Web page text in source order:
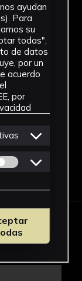
ayudan
Para
su
todas",
de datos
por un
acuerdo
por
cookies